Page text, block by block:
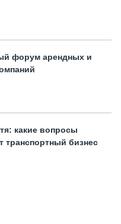
форум арендных и
какие вопросы
транспортный бизнес